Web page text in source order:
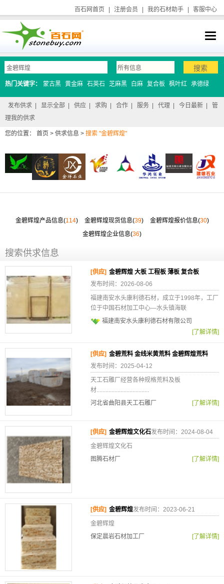
百石网首页 注册会员 我的石材助手 客服中心
热门关键字： 蒙古黑 黄金麻 石英石 芝麻黑 白麻 复合板 枫叶红 承德绿
发布供求 显示全部 供应 求购 合作 服务 代理 今日最新
管
理我的供求
您的位置： 首页 > 供求信息 > 搜索 "金碧辉煌"
金碧辉煌产品信息(114) 金碧辉煌现货信息(39) 金碧辉煌报价信息(30)
金碧辉煌企业信息(36)
搜索供求信息
[供应] 金碧辉煌 大板 工程板 薄板 复合板
发布时间：2026-08-06
福建南安水头康利德石材，成立于1998年，工厂
位于中国石材加工中心—水头镇海联
福建南安水头康利德石材有限公司
[了解详情]
[供应] 金碧荒料 金线米黄荒料 金碧辉煌荒料
发布时间：2025-04-12
天工石雕厂经营各种规格荒料及板
材...................................
河北省曲阳县天工石雕厂
[了解详情]
[供应] 金碧辉煌文化石发布时间：2024-08-04
金碧辉煌文化石
图腾石材厂
[了解详情]
[供应] 金碧辉煌发布时间：2023-06-21
金碧辉煌
保定晨岩石材加工厂
[了解详情]